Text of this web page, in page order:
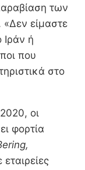
των
είμαστε
Ιράν ή
που
στο
οι
φορτία